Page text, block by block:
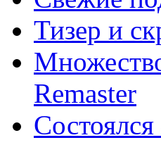
Тизер и
Remaster